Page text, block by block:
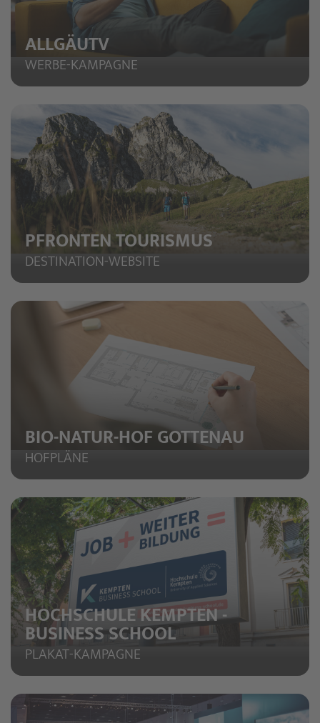
ALLGÄUTV
WERBE-KAMPAGNE
PFRONTEN TOURISMUS
DESTINATION-WEBSITE
BIO-NATUR-HOF GOTTENAU
HOFPLÄNE
HOCHSCHULE KEMPTEN -
BUSINESS SCHOOL
PLAKAT-KAMPAGNE